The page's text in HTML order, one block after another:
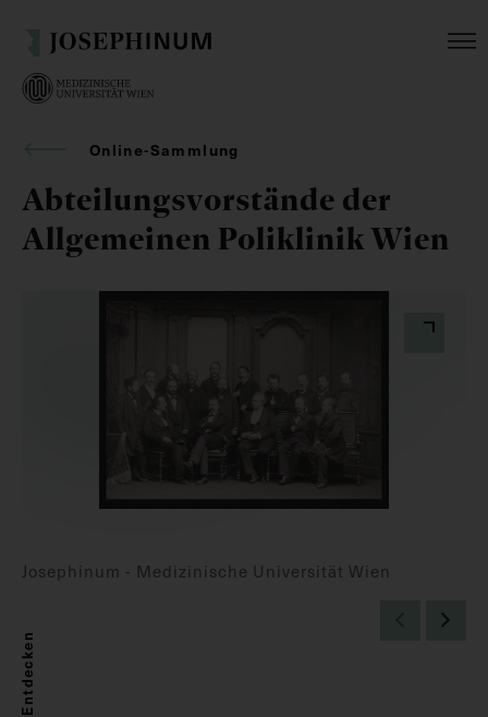
Online-Sammlung
Abteilungsvorstände der
Allgemeinen Poliklinik Wien
Josephinum - Medizinische Universität Wien
Entdecken